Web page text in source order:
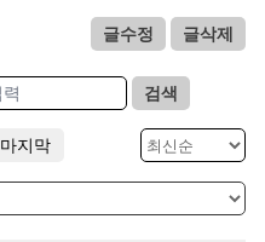
글수정 글삭제
검색
마지막